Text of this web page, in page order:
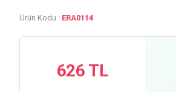
Ürün Kodu : ERA0114
626 TL